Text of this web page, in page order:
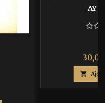
AY
Prix
